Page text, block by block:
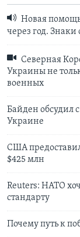
Новая
через год.
Северная
Украины не
военных
Байден обсудил
Украине
США
$425 млн
Reuters: НАТО
стандарту
Почему путь к